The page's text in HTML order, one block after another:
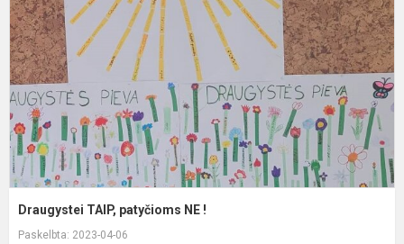
Draugystei TAIP, patyčioms NE !
Paskelbta: 2023-04-06